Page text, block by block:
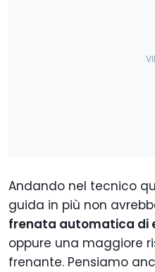
Andando nel tecnico
guida in più non
frenata automatica di
oppure una maggiore
frenante. Pensiamo